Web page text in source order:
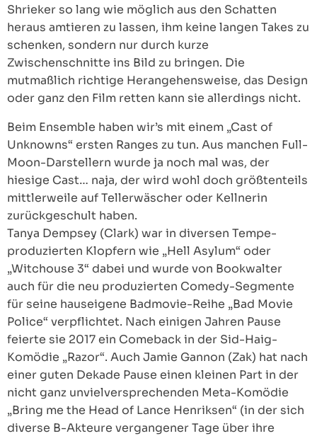
Shrieker so lang wie möglich aus den Schatten
heraus amtieren zu lassen, ihm keine langen Takes zu
schenken, sondern nur durch kurze
Zwischenschnitte ins Bild zu bringen. Die
mutmaßlich richtige Herangehensweise, das Design
oder ganz den Film retten kann sie allerdings nicht.
Beim Ensemble haben wir’s mit einem „Cast of
Unknowns“ ersten Ranges zu tun. Aus manchen Full-
Moon-Darstellern wurde ja noch mal was, der
hiesige Cast… naja, der wird wohl doch größtenteils
mittlerweile auf Tellerwäscher oder Kellnerin
zurückgeschult haben.
Tanya Dempsey (Clark) war in diversen Tempe-
produzierten Klopfern wie „Hell Asylum“ oder
„Witchouse 3“ dabei und wurde von Bookwalter
auch für die neu produzierten Comedy-Segmente
für seine hauseigene Badmovie-Reihe „Bad Movie
Police“ verpflichtet. Nach einigen Jahren Pause
feierte sie 2017 ein Comeback in der Sid-Haig-
Komödie „Razor“. Auch Jamie Gannon (Zak) hat nach
einer guten Dekade Pause einen kleinen Part in der
nicht ganz unvielversprechenden Meta-Komödie
„Bring me the Head of Lance Henriksen“ (in der sich
diverse B-Akteure vergangener Tage über ihre